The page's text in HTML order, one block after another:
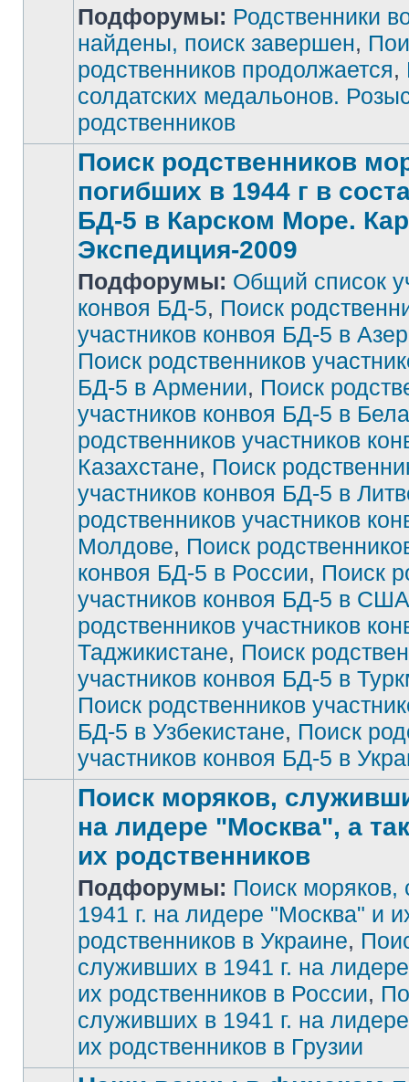
непрочитанных
сообщений
Подфорумы: Родственники
найдены, поиск завершен,
родственников продолжается,
солдатских медальонов.
родственников
Нет
непрочитанных
сообщений
Поиск родственников
погибших в 1944 г в
БД-5 в Карском Море.
Экспедиция-2009
Подфорумы: Общий список
конвоя БД-5, Поиск
участников конвоя БД-5 в
Поиск родственников
БД-5 в Армении, Поиск
участников конвоя БД-5 в
родственников участников
Казахстане, Поиск
участников конвоя БД-5 в
родственников участников
Молдове, Поиск
конвоя БД-5 в России, Поиск
участников конвоя БД-5 в США
родственников участников
Таджикистане, Поиск
участников конвоя БД-5 в
Поиск родственников
БД-5 в Узбекистане, Поиск
участников конвоя БД-5 в
Нет
непрочитанных
Поиск моряков,
на лидере "Москва", а
их родственников
Подфорумы: Поиск
1941 г. на лидере "Москва" и
родственников в Украине,
служивших в 1941 г. на
их родственников в России,
служивших в 1941 г. на
их родственников в Грузии